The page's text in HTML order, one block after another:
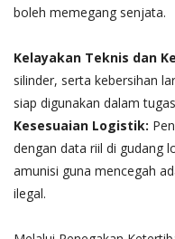
boleh memegang senjata.
Kelayakan Teknis dan
silinder, serta kebersihan
siap digunakan dalam
Kesesuaian Logistik:
dengan data riil di gudang
amunisi guna mencegah
ilegal.